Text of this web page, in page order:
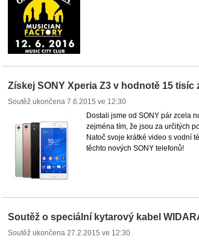
Získej SONY Xperia Z3 v hodnotě 15 tisíc
Soutěž ukončena 7.6.2015 ve 12:30
Dostali jsme od SONY pár zcela
zejména tím, že jsou za určitých
Natoč svoje krátké video s vodní
těchto nových SONY telefonů!
Soutěž o speciální kytarový kabel
Soutěž ukončena 27.2.2015 ve 12:30